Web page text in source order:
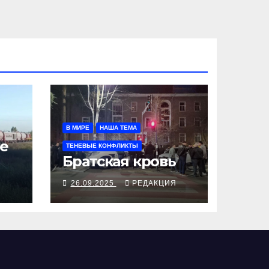
В МИРЕ НАША ТЕМА
ТЕНЕВЫЕ КОНФЛИКТЫ
Братская кровь
26.09.2025 РЕДАКЦИЯ